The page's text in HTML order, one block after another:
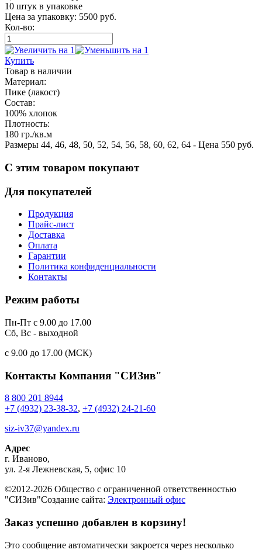
10 штук в упаковке
Цена за упаковку: 5500 руб.
Кол-во:
Купить
Товар в наличии
Материал:
Пике (лакост)
Состав:
100% хлопок
Плотность:
180 гр./кв.м
Размеры 44, 46, 48, 50, 52, 54, 56, 58, 60, 62, 64 - Цена 550 руб.
С этим товаром покупают
Для покупателей
Продукция
Прайс-лист
Доставка
Оплата
Гарантии
Политика конфиденциальности
Контакты
Режим работы
Пн-Пт с 9.00 до 17.00
Сб, Вс - выходной
c 9.00 до 17.00 (МСК)
Контакты Компания "СИЗив"
8 800 201 8944
+7 (4932) 23-38-32, +7 (4932) 24-21-60
siz-iv37@yandex.ru
Адрес
г. Иваново,
ул. 2-я Лежневская, 5, офис 10
©2012-2026 Общество с ограниченной ответственностью
"СИЗив"Создание сайта: Электронный офис
Заказ успешно добавлен в корзину!
Это сообщение автоматически закроется через несколько